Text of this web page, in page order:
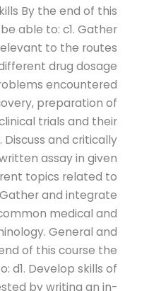
By the end of this
able to: c1. Gather
to the routes
drug dosage
encountered
preparation of
trials and their
and critically
assay in given
topics related to
and integrate
medical and
General and
of this course the
d1. Develop skills of
by writing an in-